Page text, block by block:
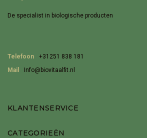
De specialist in biologische producten
Telefoon
+31251 838 181
Mail
Info@biovitaalfit.nl
KLANTENSERVICE
CATEGORIEËN